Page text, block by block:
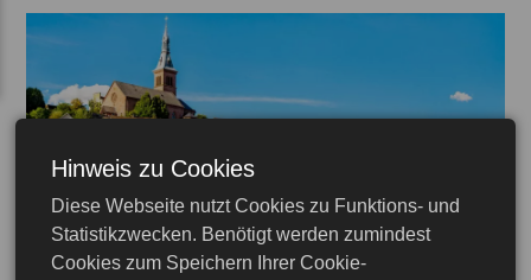
Hinweis zu Cookies
Diese Webseite nutzt Cookies zu Funktions- und
Statistikzwecken. Benötigt werden zumindest
Cookies zum Speichern Ihrer Cookie-